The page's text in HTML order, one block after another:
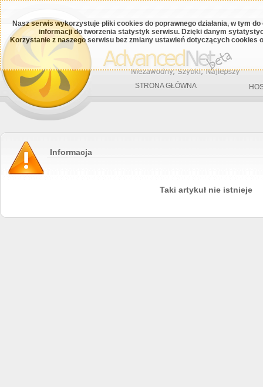
Nasz serwis wykorzystuje pliki cookies do poprawnego działania, w tym
informacji do tworzenia statystyk serwisu. Dzięki danym
Korzystanie z naszego serwisu bez zmiany ustawień dotyczących cookies
STRONA GŁÓWNA
Informacja
Taki artykuł nie istnieje